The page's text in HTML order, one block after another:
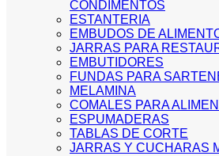
CONDIMENTOS
ESTANTERIA
EMBUDOS DE
JARRAS PARA
EMBUTIDORES
FUNDAS PARA
MELAMINA
COMALES PARA
ESPUMADERAS
TABLAS DE CORTE
JARRAS Y CUCHARAS